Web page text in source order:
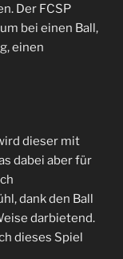
Der FCSP
bei einen Ball,
einen
dieser mit
dabei aber für
dank den Ball
darbietend.
dieses Spiel